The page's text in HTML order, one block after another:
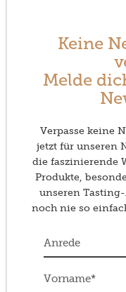
Keine
Melde
Verpasse keine
jetzt für unseren
die faszinierende
Produkte,
unseren
noch nie so